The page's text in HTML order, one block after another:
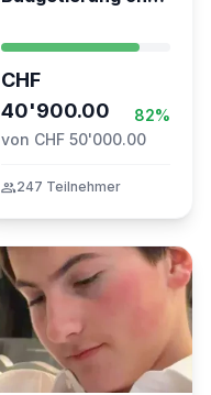
– TARDOC-
Höchstgrenze
unabhängig prüfen
CHF
40'900.00
82%
von CHF 50'000.00
group247 Teilnehmer